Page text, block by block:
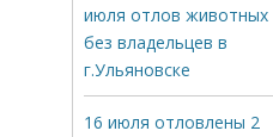
июля отлов животных
без владельцев в
г.Ульяновске
16 июля отловлены 2